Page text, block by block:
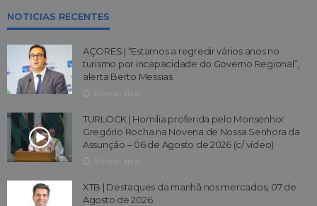
NOTICIAS RECENTES
AÇORES | “Estamos a regredir vários anos no
turismo por incapacidade do Governo Regional”,
alerta Berto Messias
TURLOCK | Homilia proferida pelo Monsenhor
Gregório Rocha na Novena de Nossa Senhora da
Assunção – 06 de Agosto de 2026 (c/ vídeo)
XTB | Destaques da manhã nos mercados, 07 de
Agosto de 2026